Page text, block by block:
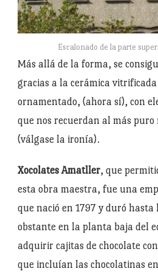
Escalonado de la parte
Más allá de la forma, se
gracias a la cerámica
ornamentado, (ahora sí), con
que nos recuerdan al más puro
(válgase la ironía).
Xocolates Amatller, que
esta obra maestra, fue una
que nació en 1797 y duró hasta
obstante en la planta baja del
adquirir cajitas de chocolate con
que incluían las chocolatinas